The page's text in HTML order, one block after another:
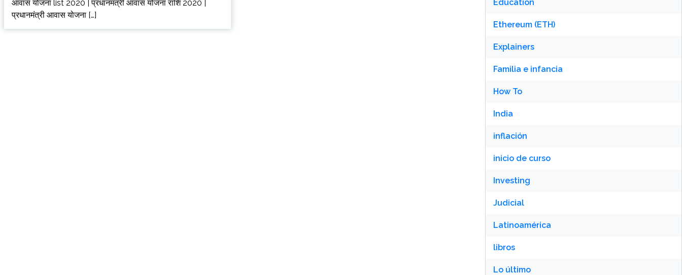
आवास योजना list 2020 | प्रधानमंत्री आवास योजना राशि 2020 |
प्रधानमंत्री आवास योजना […]
Education
Ethereum (ETH)
Explainers
Familia e infancia
How To
India
inflación
inicio de curso
Investing
Judicial
Latinoamérica
libros
Lo último